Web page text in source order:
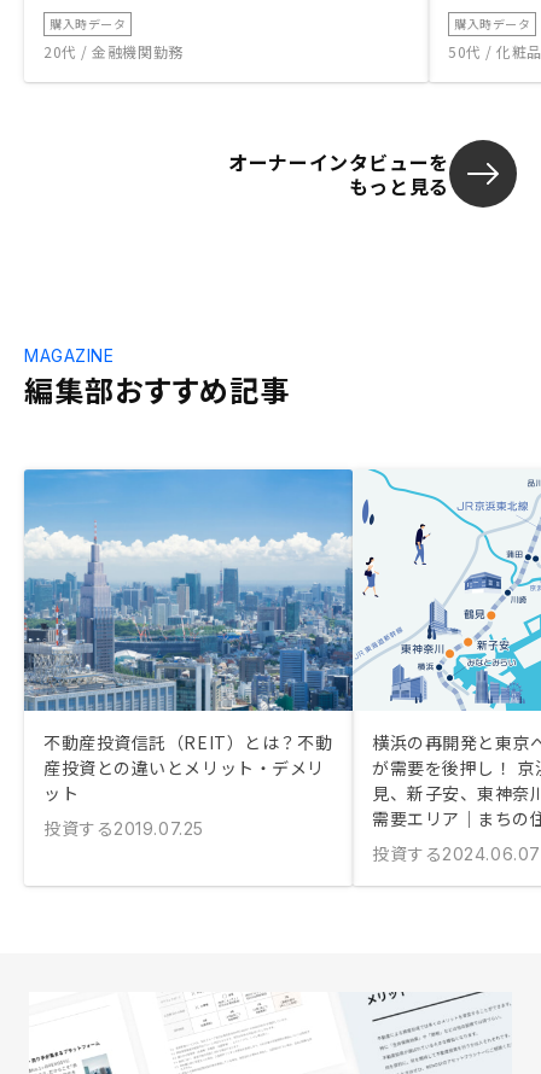
購入時データ
20代 / 金融機関勤務
購入時データ
50代 / 化粧
オーナーインタビューを
もっと見る
編集部おすすめ記事
MAGAZINE
不動産投資信託（REIT）とは？不動
産投資との違いとメリット・デメリ
ット
投資する2019.07.25
横浜の再開発と東京
が需要を後押し！ 京
見、新子安、東神奈
需要エリア｜まちの
投資する2024.06.07